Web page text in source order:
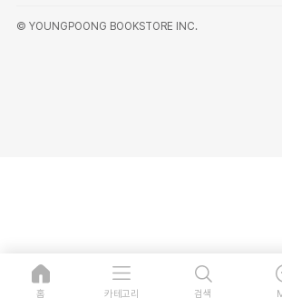
© YOUNGPOONG BOOKSTORE INC.
홈 카테고리 검색